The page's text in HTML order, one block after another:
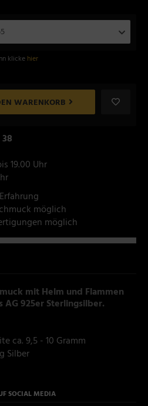
klicke hier
WARENKORB
19.00 Uhr
möglich
möglich
mit Helm und Flammen
AG 925er Sterlingsilber.
ca. 9,5 - 10 Gramm
Silber
SOCIAL MEDIA